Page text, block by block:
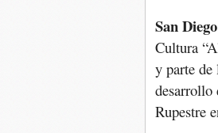
San
Cultura
y parte de
desarrollo
Rupestre